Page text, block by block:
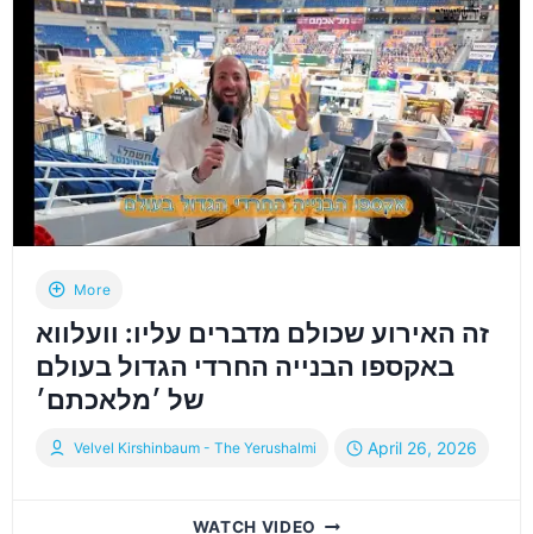
תשפ״ו
חלק
א
More
זה האירוע שכולם מדברים עליו: וועלווא
באקספו הבנייה החרדי הגדול בעולם
של ׳מלאכתם׳
Velvel Kirshinbaum - The Yerushalmi April 26, 2026
WATCH VIDEO